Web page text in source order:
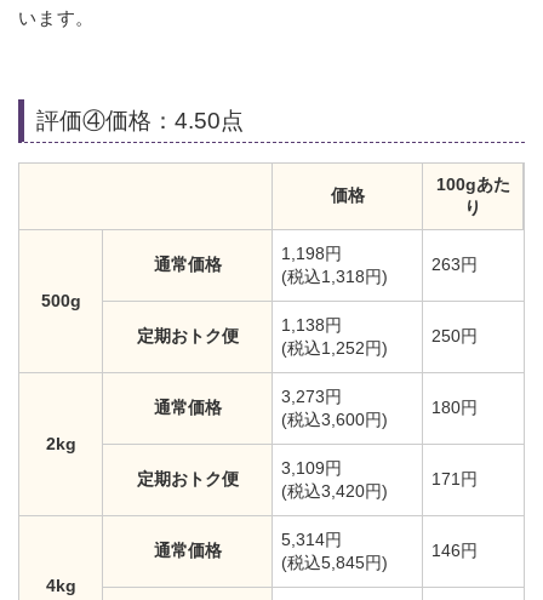
います。
評価④価格：4.50点
価格
100gあた
り
500g
通常価格
1,198円
(税込1,318円)
263円
定期おトク便
1,138円
(税込1,252円)
250円
2kg
通常価格
3,273円
(税込3,600円)
180円
定期おトク便
3,109円
(税込3,420円)
171円
4kg
通常価格
5,314円
(税込5,845円)
146円